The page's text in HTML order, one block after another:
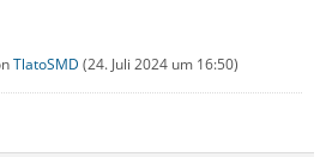
TlatoSMD (24. Juli 2024 um 16:50)